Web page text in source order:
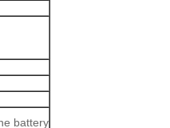
battery